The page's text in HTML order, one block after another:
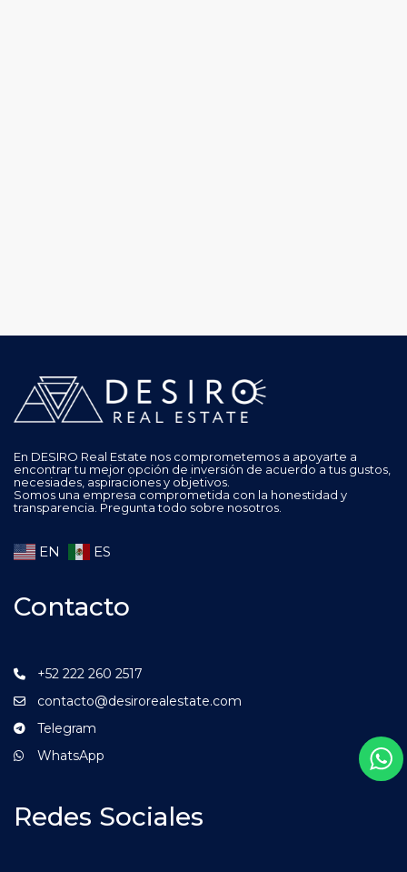
En DESIRO Real Estate nos comprometemos a apoyarte a
encontrar tu mejor opción de inversión de acuerdo a tus gustos,
necesiades, aspiraciones y objetivos.
Somos una empresa comprometida con la honestidad y
transparencia. Pregunta todo sobre nosotros.
EN ES
Contacto
+52 222 260 2517
contacto@desirorealestate.com
Telegram
WhatsApp
Redes Sociales